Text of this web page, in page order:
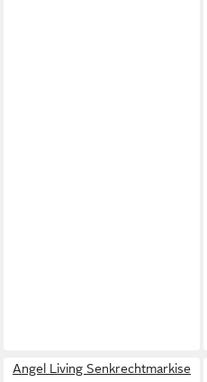
Angel Living Senkrechtmarkise